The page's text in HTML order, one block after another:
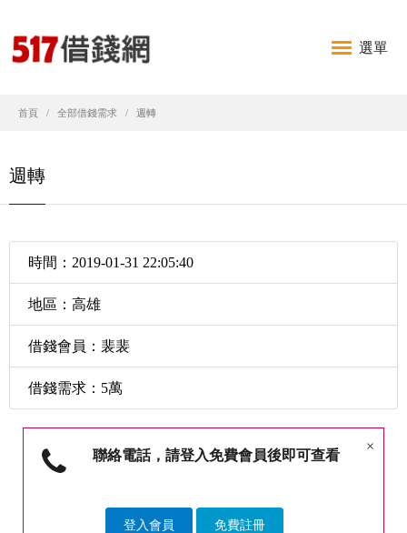
選單
首頁 全部借錢需求 週轉
週轉
時間：2019-01-31 22:05:40
地區：高雄
借錢會員：裴裴
借錢需求：5萬
×
聯絡電話，請登入免費會員後即可查看
登入會員 免費註冊